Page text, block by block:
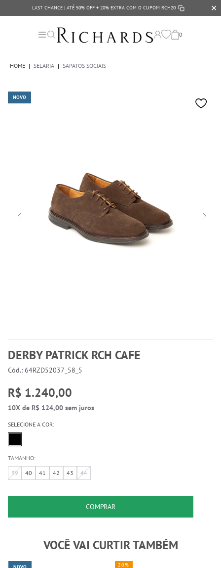
LAST CHANCE | ATÉ 50% OFF + 20% EXTRA COM O CUPOM RCH20 ✕
0
HOME | SELARIA | SAPATOS SOCIAIS
NOVO
DERBY PATRICK RCH CAFE
Cód.: 64RZD52037_58_5
R$ 1.240,00
10X de R$ 124,00 sem juros
SELECIONE A COR:
TAMANHO:
39
40 41 42 43 44
COMPRAR
VOCÊ VAI CURTIR TAMBÉM
NOVO
20%